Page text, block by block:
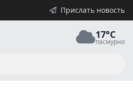
Прислать новость
17°C
пасмурно